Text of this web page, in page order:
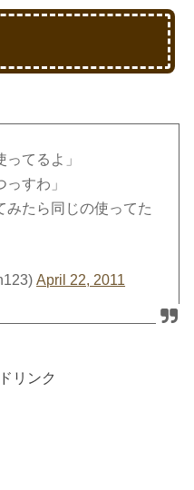
てるよ」
すわ」
みたら同じの使ってた
April 22, 2011
リンク